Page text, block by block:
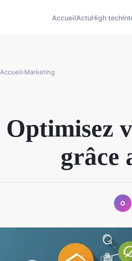
AccueilActuHigh tech
Accueil›Marketing
Optimisez
grâce
O